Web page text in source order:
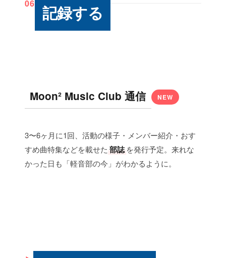
06 記録する
Moon² Music Club 通信 NEW
3〜6ヶ月に1回、活動の様子・メンバー紹介・おす
すめ曲特集などを載せた 部誌 を発行予定。来れな
かった日も「軽音部の今」がわかるように。